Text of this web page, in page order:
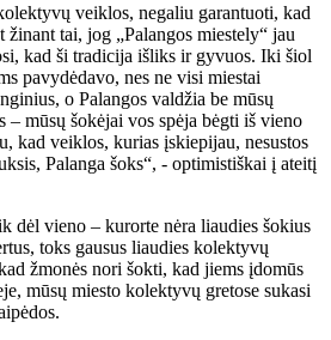
veiklos, negaliu garantuoti, kad
tai, jog „Palangos miestely“ jau
kad ši tradicija išliks ir gyvuos. Iki šiol
pavydėdavo, nes ne visi miestai
o Palangos valdžia be mūsų
– mūsų šokėjai vos spėja bėgti iš vieno
kad veiklos, kurias įskiepijau, nesustos
Palanga šoks“, - optimistiškai į ateitį
dėl vieno – kurorte nėra liaudies šokius
toks gausus liaudies kolektyvų
žmonės nori šokti, kad jiems įdomūs
mūsų miesto kolektyvų gretose sukasi